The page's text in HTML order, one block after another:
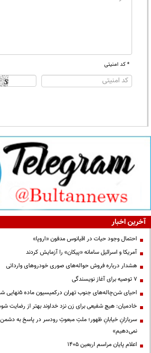
* کد امنیتی
آخرین اخبار
احتمال وجود حیات در اقیانوس مدفون «اروپا»
آمریکا و اسرائیل سامانه «پیکان» را آزمایش کردند
هشدار درباره فروش حواله‌های صوری خودروهای وارداتی
۷ توصیه برای آغاز نویسندگی
احیای شن‌چاله‌های جنوب تهران درکمیسیون ماده ۵نهایی شد
خادمیان: هیچ شفیعی برای زن نزد خداوند بهتر از رضایت
سربازانِ خیابانِ ظهور؛ ملتِ مبعوثِ رودسر در پاسخ به دشمن:
نمی‌دهیم»
اعلام پایان مراسم اربعین ۱۴۰۵